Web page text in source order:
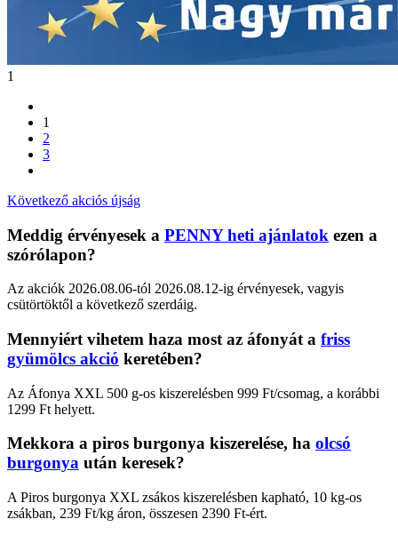
1
1
2
3
Következő akciós újság
Meddig érvényesek a PENNY heti ajánlatok ezen a
szórólapon?
Az akciók 2026.08.06-tól 2026.08.12-ig érvényesek, vagyis
csütörtöktől a következő szerdáig.
Mennyiért vihetem haza most az áfonyát a friss
gyümölcs akció keretében?
Az Áfonya XXL 500 g-os kiszerelésben 999 Ft/csomag, a korábbi
1299 Ft helyett.
Mekkora a piros burgonya kiszerelése, ha olcsó
burgonya után keresek?
A Piros burgonya XXL zsákos kiszerelésben kapható, 10 kg-os
zsákban, 239 Ft/kg áron, összesen 2390 Ft-ért.